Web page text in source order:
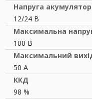
Напруга
12/24 В
Максимальна
100 В
Максимальний
50 А
ККД
98 %